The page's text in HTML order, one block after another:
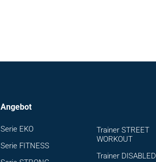
Angebot
Serie EKO
Serie FITNESS
Trainer STREET
WORKOUT
Trainer DISABLED